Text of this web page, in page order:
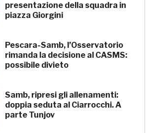
presentazione della squadra in
piazza Giorgini
Pescara-Samb, l’Osservatorio
rimanda la decisione al CASMS:
possibile divieto
Samb, ripresi gli allenamenti:
doppia seduta al Ciarrocchi. A
parte Tunjov